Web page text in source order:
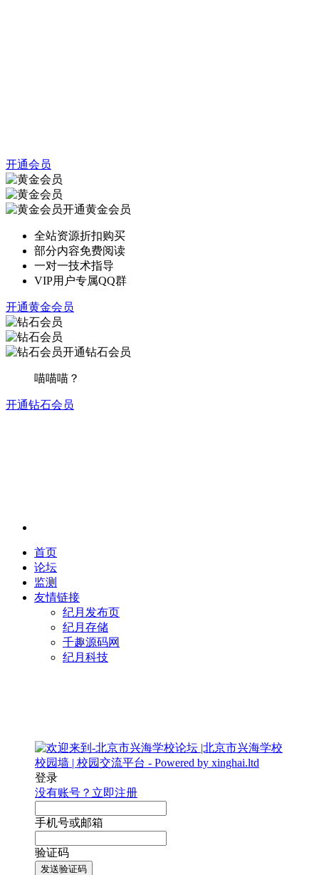
开通会员
开通黄金会员
全站资源折扣购买
部分内容免费阅读
一对一技术指导
VIP用户专属QQ群
开通黄金会员
开通钻石会员
喵喵喵？
开通钻石会员
首页
论坛
监测
友情链接
纪月发布页
纪月存储
千趣源码网
纪月科技
登录
没有账号？立即注册
手机号或邮箱
验证码
发送验证码